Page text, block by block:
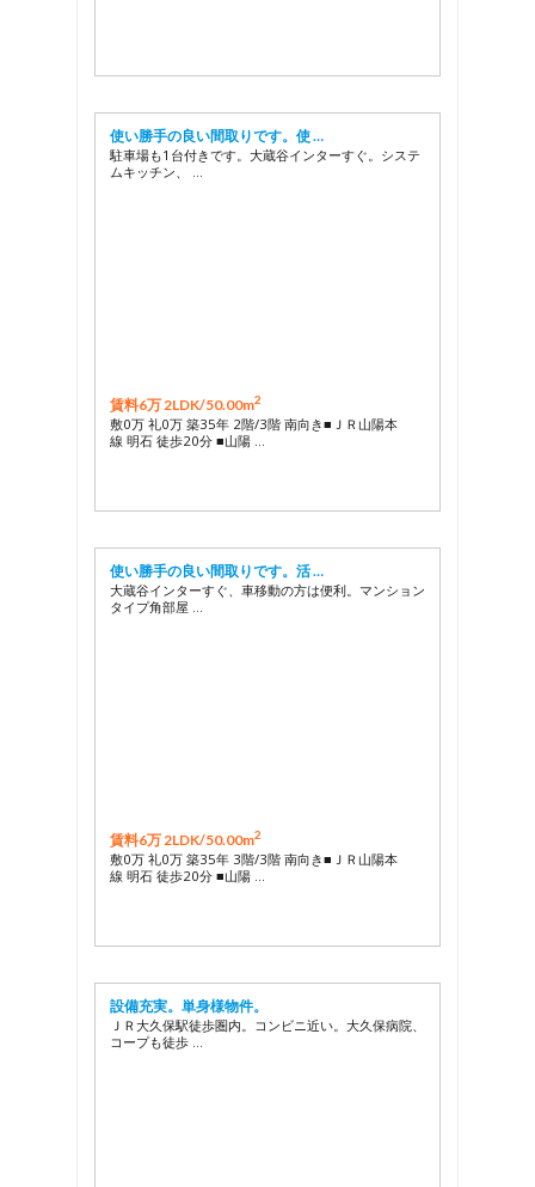
使い勝手の良い間取りです。使 …
駐車場も1台付きです。大蔵谷インターすぐ。システ
ムキッチン、 …
賃料6万 2LDK/50.00m2
敷0万 礼0万 築35年 2階/3階 南向き■ＪＲ山陽本
線 明石 徒歩20分 ■山陽 …
使い勝手の良い間取りです。活 …
大蔵谷インターすぐ、車移動の方は便利。マンション
タイプ角部屋 …
賃料6万 2LDK/50.00m2
敷0万 礼0万 築35年 3階/3階 南向き■ＪＲ山陽本
線 明石 徒歩20分 ■山陽 …
設備充実。単身様物件。
ＪＲ大久保駅徒歩圏内。コンビニ近い。大久保病院、
コープも徒歩 …